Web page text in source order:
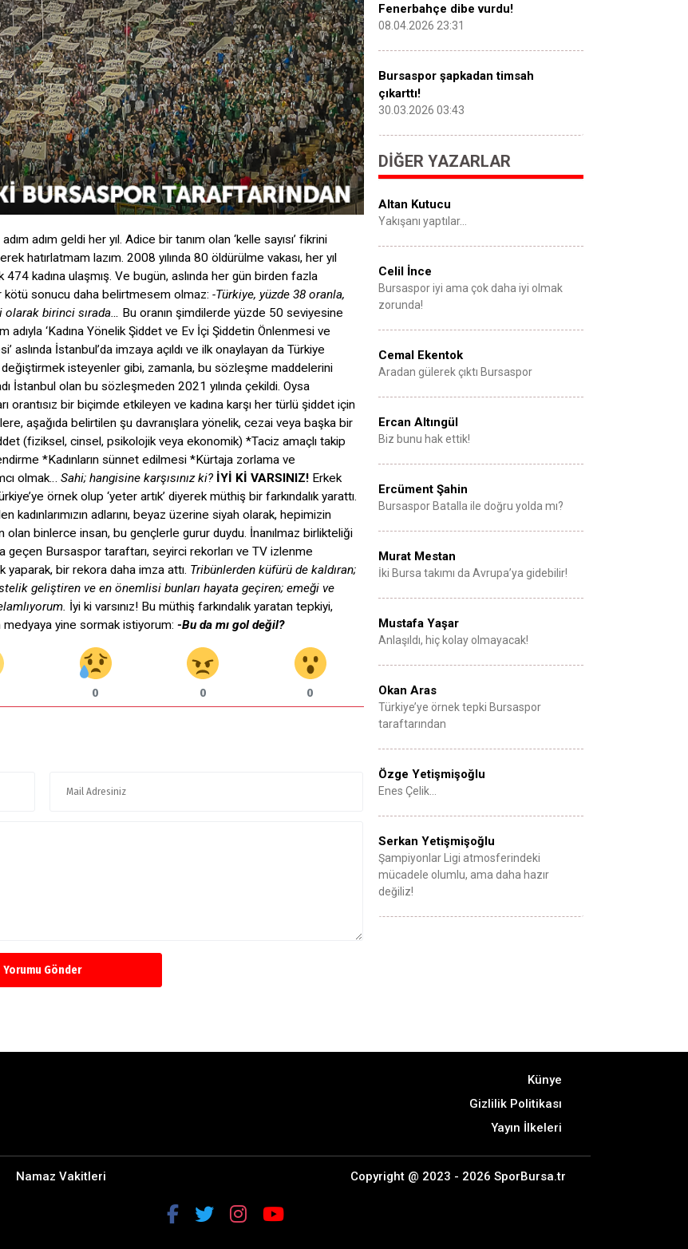
adım geldi her yıl. Adice bir tanım olan ‘kelle sayısı’ fikrini
hatırlatmam lazım. 2008 yılında 80 öldürülme vakası, her yıl
kadına ulaşmış. Ve bugün, aslında her gün birden fazla
kötü sonucu daha belirtmesem olmaz: -Türkiye, yüzde 38 oranla,
olarak birinci sırada… Bu oranın şimdilerde yüzde 50 seviyesine
adıyla ‘Kadına Yönelik Şiddet ve Ev İçi Şiddetin Önlenmesi ve
İstanbul’da imzaya açıldı ve ilk onaylayan da Türkiye
isteyenler gibi, zamanla, bu sözleşme maddelerini
İstanbul olan bu sözleşmeden 2021 yılında çekildi. Oysa
orantısız bir biçimde etkileyen ve kadına karşı her türlü şiddet için
aşağıda belirtilen şu davranışlara yönelik, cezai veya başka bir
(fiziksel, cinsel, psikolojik veya ekonomik) *Taciz amaçlı takip
*Kadınların sünnet edilmesi *Kürtaja zorlama ve
olmak… Sahi; hangisine karşısınız ki? İYİ Kİ VARSINIZ! Erkek
örnek olup ‘yeter artık’ diyerek müthiş bir farkındalık yarattı.
kadınlarımızın adlarını, beyaz üzerine siyah olarak, hepimizin
olan binlerce insan, bu gençlerle gurur duydu. İnanılmaz birlikteliği
geçen Bursaspor taraftarı, seyirci rekorları ve TV izlenme
yaparak, bir rekora daha imza attı. Tribünlerden küfürü de kaldıran;
geliştiren ve en önemlisi bunları hayata geçiren; emeği ve
İyi ki varsınız! Bu müthiş farkındalık yaratan tepkiyi,
medyaya yine sormak istiyorum: -Bu da mı gol değil?
0 0 0
Yorumu Gönder
Fenerbahçe dibe vurdu!
08.04.2026 23:31
Bursaspor şapkadan timsah
çıkarttı!
30.03.2026 03:43
DIĞER YAZARLAR
Altan Kutucu
Yakışanı yaptılar…
Celil İnce
Bursaspor iyi ama çok daha iyi olmak
zorunda!
Cemal Ekentok
Aradan gülerek çıktı Bursaspor
Ercan Altıngül
Biz bunu hak ettik!
Ercüment Şahin
Bursaspor Batalla ile doğru yolda mı?
Murat Mestan
İki Bursa takımı da Avrupa’ya gidebilir!
Mustafa Yaşar
Anlaşıldı, hiç kolay olmayacak!
Okan Aras
Türkiye’ye örnek tepki Bursaspor
taraftarından
Özge Yetişmişoğlu
Enes Çelik…
Serkan Yetişmişoğlu
Şampiyonlar Ligi atmosferindeki
mücadele olumlu, ama daha hazır
değiliz!
Künye
Gizlilik Politikası
Yayın İlkeleri
Namaz Vakitleri
Copyright @ 2023 - 2026 SporBursa.tr